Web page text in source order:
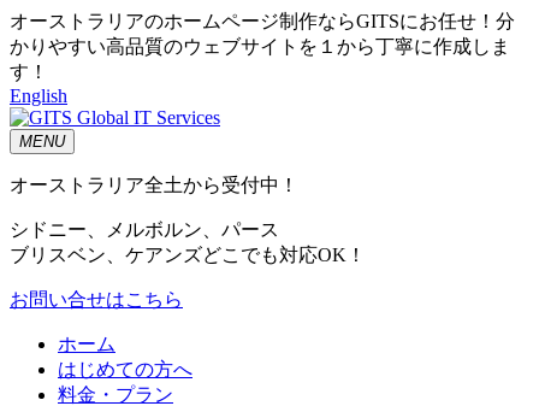
オーストラリアのホームページ制作ならGITSにお任せ！分
かりやすい高品質のウェブサイトを１から丁寧に作成しま
す！
English
MENU
オーストラリア全土から受付中！
シドニー、メルボルン、パース
ブリスベン、ケアンズどこでも対応OK！
お問い合せはこちら
ホーム
はじめての方へ
料金・プラン